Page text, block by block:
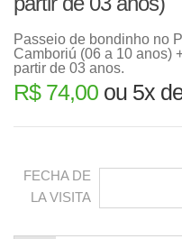
Passeio de bondinho no
Camboriú (06 a 10 anos)
partir de 03 anos.
R$ 74,00 ou 5x
FECHA DE
LA VISITA